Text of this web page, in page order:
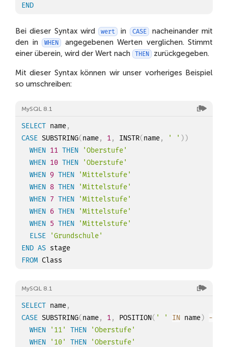
END
Bei dieser Syntax wird wert in CASE nacheinander mit
den in
WHEN
angegebenen Werten verglichen. Stimmt
einer überein, wird der Wert nach THEN zurückgegeben.
Mit dieser Syntax können wir unser vorheriges Beispiel
so umschreiben:
MySQL 8.1
SELECT name,
CASE SUBSTRING(name, 1, INSTR(name, ' ' ) )
WHEN 11 THEN
'Oberstufe'
WHEN 10 THEN
'Oberstufe'
WHEN 9 THEN
'Mittelstufe'
WHEN 8 THEN
'Mittelstufe'
WHEN 7 THEN
'Mittelstufe'
WHEN 6 THEN
'Mittelstufe'
WHEN 5 THEN
'Mittelstufe'
ELSE
'Grundschule'
END AS
FROM
MySQL 8.1
SELECT name,
CASE SUBSTRING(name, 1, POSITION( ' ' IN name) -
WHEN
'11' THEN
'Oberstufe'
WHEN
'10' THEN
'Oberstufe'